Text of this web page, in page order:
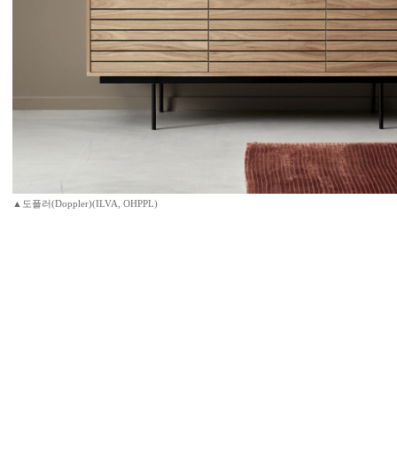
▲도플러(Doppler)(ILVA, OHPPL)